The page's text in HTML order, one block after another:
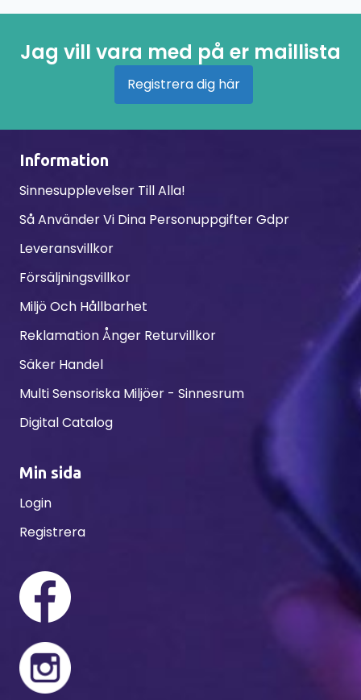
Jag vill vara med på er maillista
Registrera dig här
Information
Sinnesupplevelser Till Alla!
Så Använder Vi Dina Personuppgifter Gdpr
Leveransvillkor
Försäljningsvillkor
Miljö Och Hållbarhet
Reklamation Ånger Returvillkor
Säker Handel
Multi Sensoriska Miljöer - Sinnesrum
Digital Catalog
Min sida
Login
Registrera